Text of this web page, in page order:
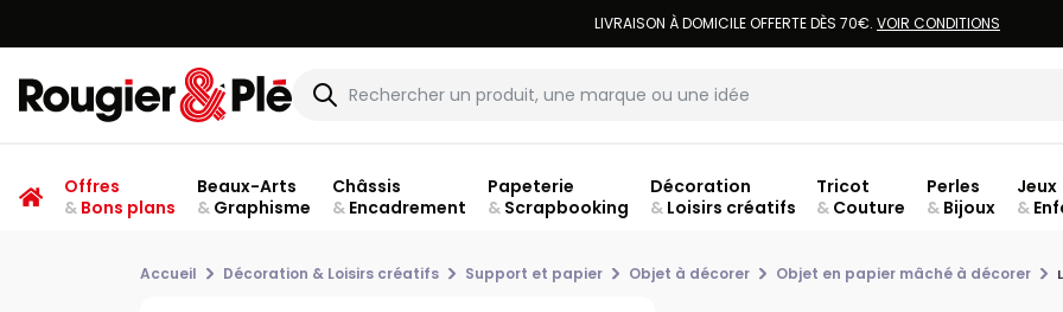
LIVRAISON À DOMICILE OFFERTE DÈS 70€. VOIR CONDITIONS
Offres
&Bons plans
Beaux-Arts
&Graphisme
Châssis
&Encadrement
Papeterie
&Scrapbooking
Décoration
&Loisirs créatifs
Tricot
& Couture
Perles
& Bijoux
Jeux
&
Accueil Décoration & Loisirs créatifs Support et papier Objet à décorer Objet en papier mâché à décorer